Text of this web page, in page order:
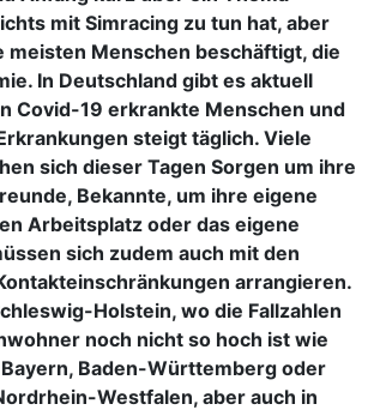
mit Simracing zu tun hat, aber
meisten Menschen beschäftigt, die
In Deutschland gibt es aktuell
Covid-19 erkrankte Menschen und
steigt täglich. Viele
sich dieser Tagen Sorgen um ihre
Bekannte, um ihre eigene
Arbeitsplatz oder das eigene
sich zudem auch mit den
arrangieren.
Holstein, wo die Fallzahlen
noch nicht so hoch ist wie
Baden-Württemberg oder
Westfalen, aber auch in